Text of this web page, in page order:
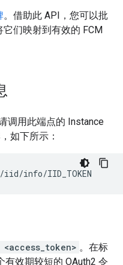
。借助此 API，您可以批
们映射到有效的 FCM
调用此端点的 Instance
如下所示：
。在标
效期较短的 OAuth2 令